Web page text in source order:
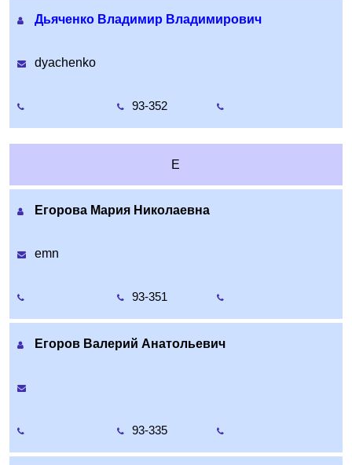
Дьяченко Владимир Владимирович
dyachenko
93-352
Е
Егорова Мария Николаевна
emn
93-351
Егоров Валерий Анатольевич
93-335